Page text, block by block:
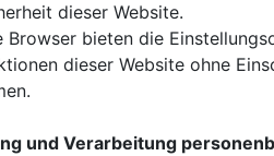
dieser Website.
Browser bieten die
dieser Website ohne
und Verarbeitung